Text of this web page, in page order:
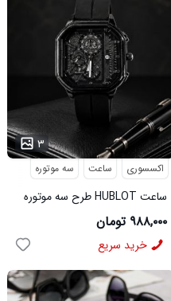
۳ ...
اکسسوری ساعت سه موتوره
ساعت HUBLOT طرح سه موتوره
کد 6557
۹۸۸,۰۰۰ تومان
خرید سریع